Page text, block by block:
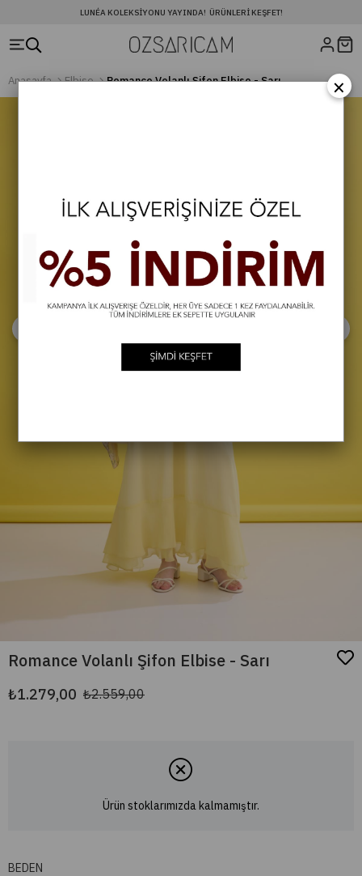
LUNÉA KOLEKSIYONU YAYINDA! ÜRÜNLERI KEŞFET!
Anasayfa Elbise Romance Volanlı Şifon Elbise - Sarı
Romance Volanlı Şifon Elbise - Sarı
₺2.559,00
₺1.279,00
Ürün stoklarımızda kalmamıştır.
BEDEN
×